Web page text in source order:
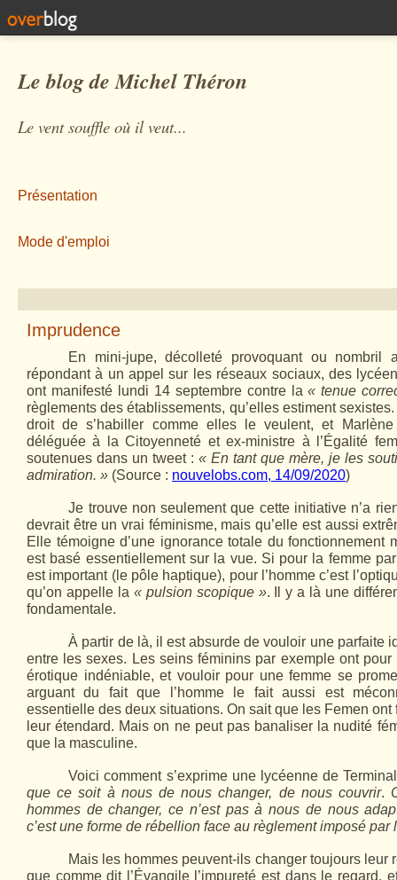
Le blog de Michel Théron
Le vent souffle où il veut...
Présentation
Mode d'emploi
Imprudence
En mini-jupe, décolleté provoquant ou nombril
répondant à un appel sur les réseaux sociaux, des
ont manifesté lundi 14 septembre contre la« tenue
règlements des établissements, qu’elles estiment
droit de s’habiller comme elles le veulent, et Marlène
déléguée à la Citoyenneté et ex-ministre à l’Égalité
soutenues dans un tweet : « En tant que mère, je les
admiration. » (Source : nouvelobs.com, 14/09/2020)
Je trouve non seulement que cette initiative n’a
devrait être un vrai féminisme, mais qu’elle est aussi
Elle témoigne d’une ignorance totale du fonctionnement
est basé essentiellement sur la vue. Si pour la femme
est important (le pôle haptique), pour l’homme c’est
qu’on appelle la « pulsion scopique ». Il y a là une
fonda­mentale.
À partir de là, il est absurde de vouloir une parfaite
entre les sexes. Les seins féminins par exemple ont pour
érotique indéniable, et vouloir pour une femme se
arguant du fait que l’homme le fait aussi est
essentielle des deux situations. On sait que les Femen ont
leur étendard. Mais on ne peut pas banaliser la nudité
que la masculine.
Voici comment s’exprime une lycéenne de
que ce soit à nous de nous changer, de nous couvrir.
hommes de changer, ce n’est pas à nous de nous
c’est une forme de rébellion face au règlement imposé par
Mais les hommes peuvent-ils changer toujours leur
que comme dit l’Évangile l’impureté est dans le regard,